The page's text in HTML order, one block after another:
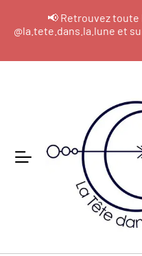
📢 Retrouvez
@la.tete.dans.la.lune et